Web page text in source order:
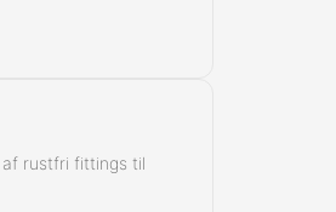
af rustfri fittings til